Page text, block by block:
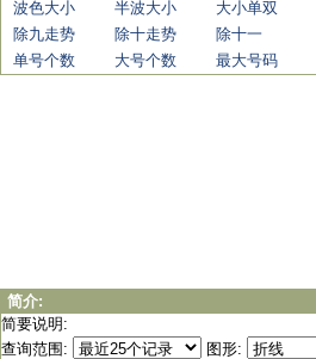
波色大小
半波大小 大小单双
除九走势
除十走势 除十一
单号个数
大号个数 最大号码
简介:
简要说明:
查询范围:
图形: